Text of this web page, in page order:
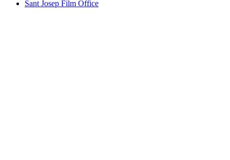
Sant Josep Film Office